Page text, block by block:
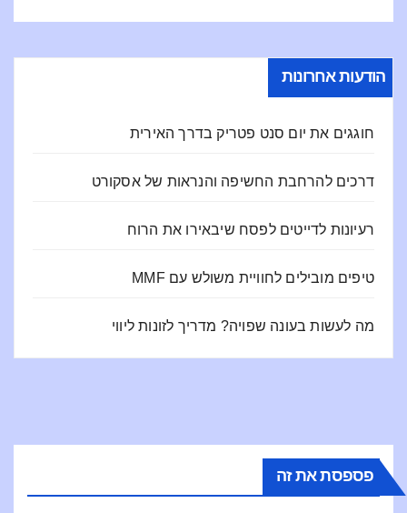
הודעות אחרונות
חוגגים את יום סנט פטריק בדרך האירית
דרכים להרחבת החשיפה והנראות של אסקורט
רעיונות לדייטים לפסח שיבאירו את הרוח
טיפים מובילים לחוויית משולש עם MMF
מה לעשות בעונה שפויה? מדריך לזונות ליווי
פספסת את זה